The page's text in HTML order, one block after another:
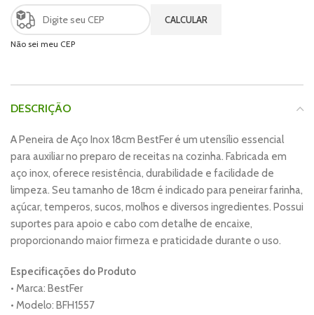
CALCULAR
Não sei meu CEP
DESCRIÇÃO
A Peneira de Aço Inox 18cm BestFer é um utensílio essencial
para auxiliar no preparo de receitas na cozinha. Fabricada em
aço inox, oferece resistência, durabilidade e facilidade de
limpeza. Seu tamanho de 18cm é indicado para peneirar farinha,
açúcar, temperos, sucos, molhos e diversos ingredientes. Possui
suportes para apoio e cabo com detalhe de encaixe,
proporcionando maior firmeza e praticidade durante o uso.
Especificações do Produto
• Marca: BestFer
• Modelo: BFH1557